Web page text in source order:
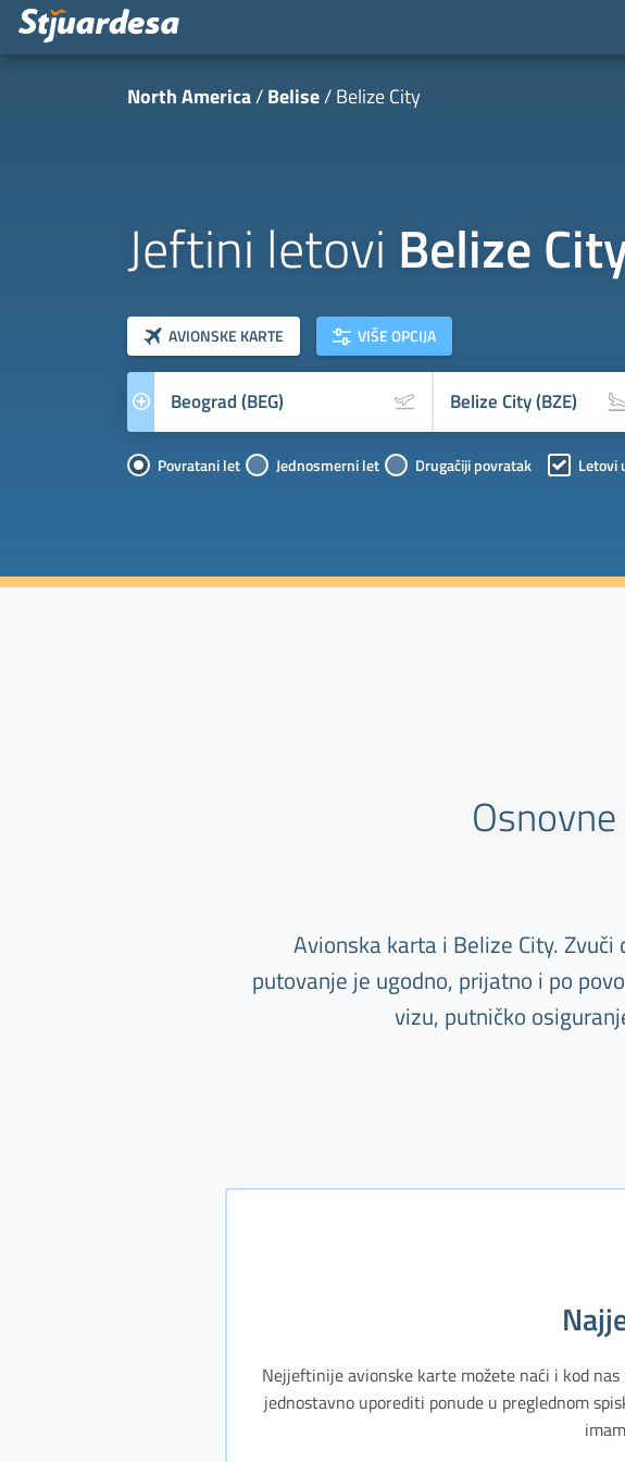
North America Belise Belize City
Jeftini letovi Belize
AVIONSKE KARTE Prevoznik
klasa letova
VIŠE OPCIJA
Povratani let Jednosmerni let Drugačiji povratak Letovi
Avionska karta i Belize City.
putovanje je ugodno, prijatno i po
vizu, putničko
Nejjeftinije avionske karte možete naći i kod
jednostavno uporediti ponude u preglednom